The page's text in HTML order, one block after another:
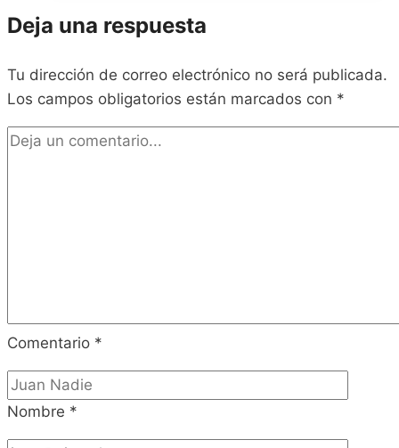
Deja una respuesta
Tu dirección de correo electrónico no será publicada.
Los campos obligatorios están marcados con *
Comentario *
Nombre *